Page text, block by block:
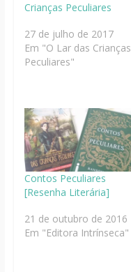
Crianças Peculiares
27 de julho de 2017
Em "O Lar das Crianças
Peculiares"
Contos Peculiares
[Resenha Literária]
21 de outubro de 2016
Em "Editora Intrínseca"